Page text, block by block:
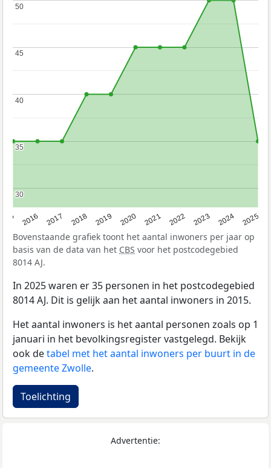
2016 2017 2018 2019 2020 2021 2022 2023 2024 2025
30
30
35
35
40
40
45
45
50
50
Bovenstaande grafiek toont het aantal inwoners per jaar op
basis van de data van het CBS voor het postcodegebied
8014 AJ.
In 2025 waren er 35 personen in het postcodegebied
8014 AJ. Dit is gelijk aan het aantal inwoners in 2015.
Het aantal inwoners is het aantal personen zoals op 1
januari in het bevolkingsregister vastgelegd. Bekijk
ook detabel met het aantal inwoners per buurt in de
gemeente Zwolle.
Toelichting
Advertentie: